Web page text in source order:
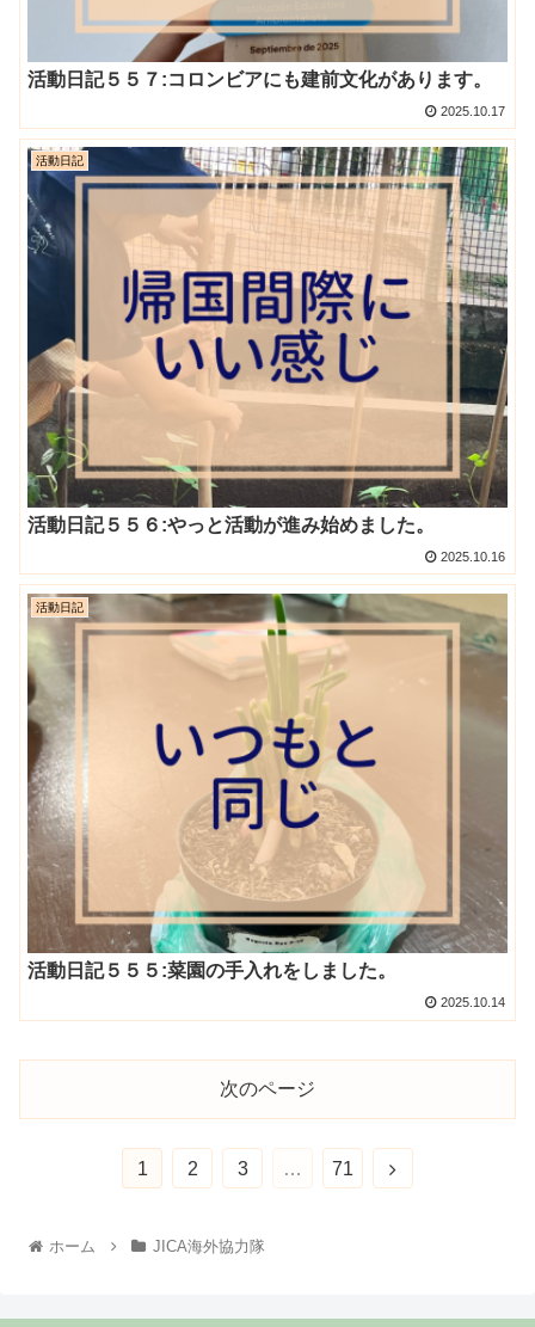
活動日記５５７:コロンビアにも建前文化があります。
2025.10.17
活動日記
活動日記５５６:やっと活動が進み始めました。
2025.10.16
活動日記
活動日記５５５:菜園の手入れをしました。
2025.10.14
次のページ
1 2 3 … 71
ホーム JICA海外協力隊